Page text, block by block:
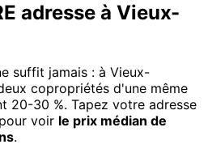
adresse à Vieux-
suffit jamais : à Vieux-
copropriétés d'une même
20-30 %. Tapez votre adresse
voir le prix médian de
.